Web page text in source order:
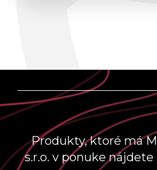
Produkty, ktoré má
s.r.o. v ponuke